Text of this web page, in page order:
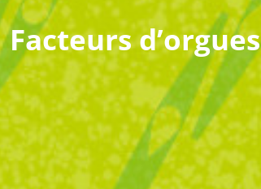
Facteurs d’orgues